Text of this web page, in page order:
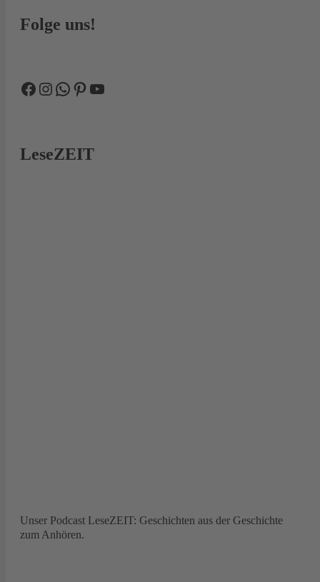
Folge uns!
Facebook
Instagram
WhatsApp
Pinterest
YouTube
LeseZEIT
Unser Podcast LeseZEIT: Geschichten aus der Geschichte
zum Anhören.